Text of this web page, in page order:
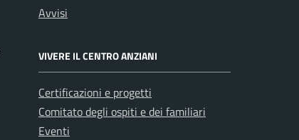
Avvisi
VIVERE IL CENTRO ANZIANI
Certificazioni e progetti
Comitato degli ospiti e dei familiari
Eventi